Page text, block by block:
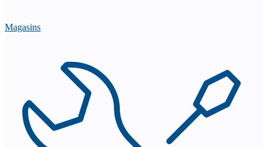
Magasins